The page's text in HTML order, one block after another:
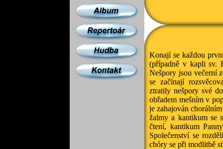
Konají se každou
(případně v kapli sv.
Nešpory jsou večerní
se začínají
ztratily nešpory své
obřadem mešním v
je zahajován
žalmy a kantikum se
čtení, kantikum
Společenství se
chóry se při modlitbě